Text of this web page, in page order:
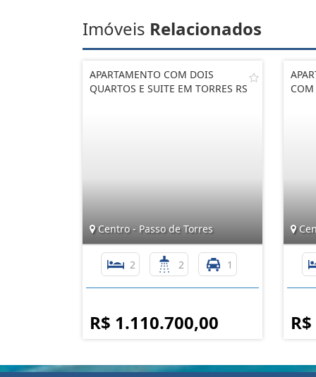
Imóveis Relacionados
APARTAMENTO COM DOIS
QUARTOS E SUITE EM TORRES RS
Centro - Passo de Torres
2 2 1
R$ 1.110.700,00
COM